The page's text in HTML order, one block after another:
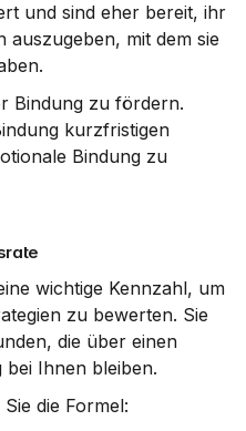
und sind eher bereit, ihr
auszugeben, mit dem sie
Bindung zu fördern.
kurzfristigen
Bindung zu
wichtige Kennzahl, um
zu bewerten. Sie
die über einen
bei Ihnen bleiben.
die Formel: